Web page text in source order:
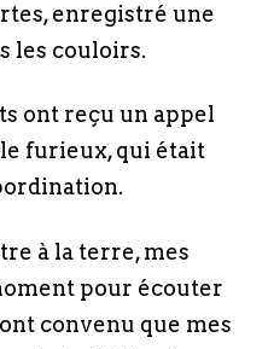
enregistré une
les couloirs.
ont reçu un appel
furieux, qui était
à la terre, mes
pour écouter
convenu que mes